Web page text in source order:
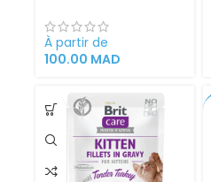
À partir de
100.00 MAD